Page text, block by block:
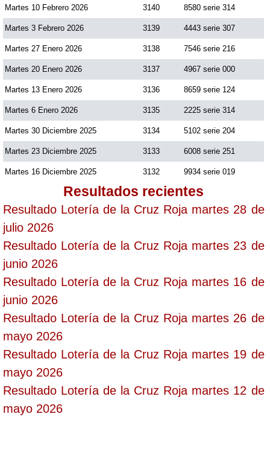
Martes 10 Febrero 2026 3140 8580 serie 314
Martes 3 Febrero 2026 3139 4443 serie 307
Martes 27 Enero 2026 3138 7546 serie 216
Martes 20 Enero 2026 3137 4967 serie 000
Martes 13 Enero 2026 3136 8659 serie 124
Martes 6 Enero 2026 3135 2225 serie 314
Martes 30 Diciembre 2025 3134 5102 serie 204
Martes 23 Diciembre 2025 3133 6008 serie 251
Martes 16 Diciembre 2025 3132 9934 serie 019
Resultados recientes
Resultado Lotería de la Cruz Roja martes 28 de
julio 2026
Resultado Lotería de la Cruz Roja martes 23 de
junio 2026
Resultado Lotería de la Cruz Roja martes 16 de
junio 2026
Resultado Lotería de la Cruz Roja martes 26 de
mayo 2026
Resultado Lotería de la Cruz Roja martes 19 de
mayo 2026
Resultado Lotería de la Cruz Roja martes 12 de
mayo 2026